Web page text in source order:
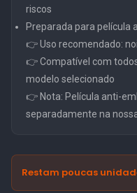
riscos
Preparada para película
👉 Uso recomendado:
👉 Compatível com
modelo selecionado
👉 Nota: Película anti-
separadamente na
Restam poucas